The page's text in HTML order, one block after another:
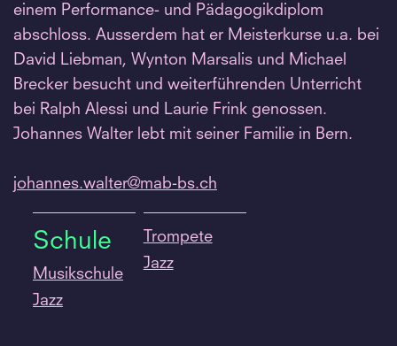
einem Performance- und Pädagogikdiplom
abschloss. Ausserdem hat er Meisterkurse u.a. bei
David Liebman, Wynton Marsalis und Michael
Brecker besucht und weiterführenden Unterricht
bei Ralph Alessi und Laurie Frink genossen.
Johannes Walter lebt mit seiner Familie in Bern.
johannes.walter@mab-bs.ch
Schule
Musikschule
Jazz
Trompete
Jazz